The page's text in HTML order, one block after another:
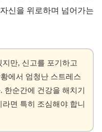
신을 위로하며 넘어가는
만, 신고를 포기하고
에서 엄청난 스트레스
한순간에 건강을 해치기
면 특히 조심해야 합니